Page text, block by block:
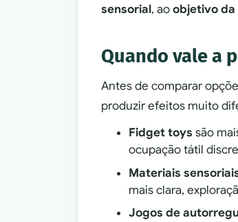
sensorial, aoobjetivo
Quando vale a
Antes de comparar
produzir efeitos muito
Fidget toys são
ocupação tátil
Materiais
mais clara,
Jogos de